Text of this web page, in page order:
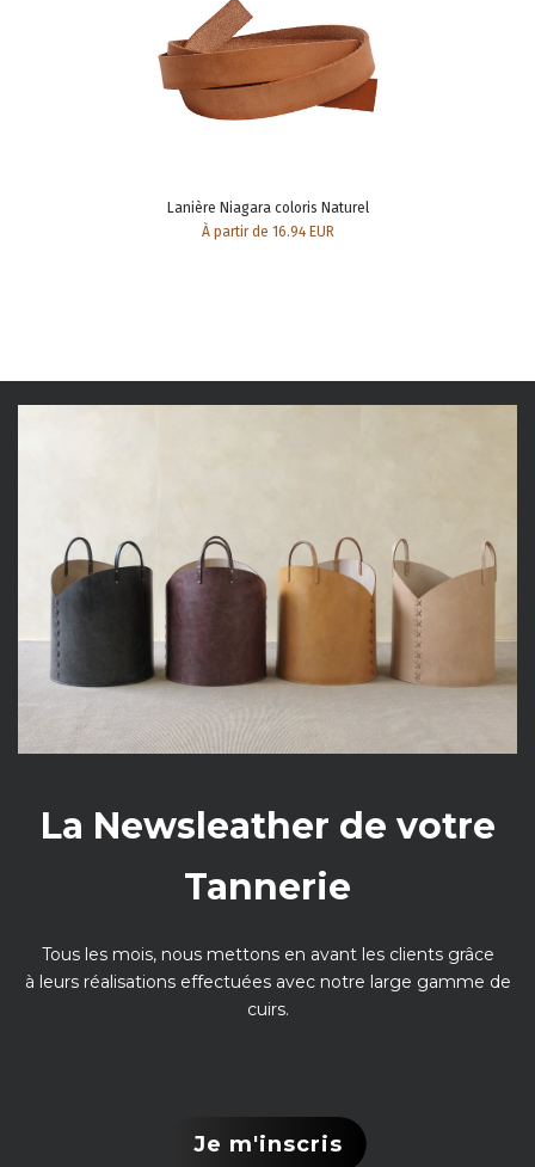
Lanière Niagara coloris Naturel
À partir de 16.94 EUR
La Newsleather de votre
Tannerie
Tous les mois, nous mettons en avant les clients grâce
à leurs réalisations effectuées avec notre large gamme de
cuirs.
Je m'inscris